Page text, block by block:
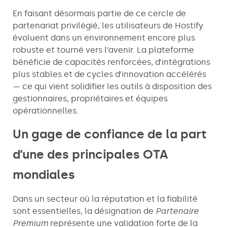
En faisant désormais partie de ce cercle de
partenariat privilégié, les utilisateurs de Hostify
évoluent dans un environnement encore plus
robuste et tourné vers l’avenir. La plateforme
bénéficie de capacités renforcées, d’intégrations
plus stables et de cycles d’innovation accélérés
— ce qui vient solidifier les outils à disposition des
gestionnaires, propriétaires et équipes
opérationnelles.
Un gage de confiance de la part
d’une des principales OTA
mondiales
Dans un secteur où la réputation et la fiabilité
sont essentielles, la désignation de Partenaire
Premium représente une validation forte de la